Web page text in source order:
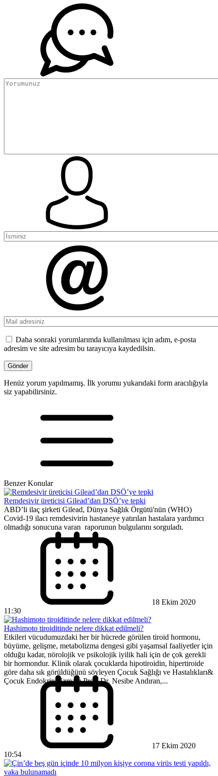
Daha sonraki yorumlarımda kullanılması için adım, e-posta
adresim ve site adresim bu tarayıcıya kaydedilsin.
Henüz yorum yapılmamış. İlk yorumu yukarıdaki form aracılığıyla
siz yapabilirsiniz.
Benzer Konular
Remdesivir üreticisi Gilead’dan DSÖ’ye tepki
ABD’li ilaç şirketi Gilead, Dünya Sağlık Örgütü'nün (WHO)
Covid-19 ilacı remdesivirin hastaneye yatırılan hastalara yardımcı
olmadığı sonucuna varan raporunun bulgularını sorguladı.
18 Ekim 2020
11:30
Hashimoto tiroiditinde nelere dikkat edilmeli?
Etkileri vücudumuzdaki her bir hücrede görülen tiroid hormonu,
büyüme, gelişme, metabolizma dengesi gibi yaşamsal faaliyetler için
olduğu kadar, nörolojik ve psikolojik iyilik hali için de çok gerekli
bir hormondur. Klinik olarak çocuklarda hipotiroidin, hipertiroide
göre daha sık görüldüğünü söyleyen Çocuk Sağlığı ve Hastalıkları&
Çocuk Endokrin Uzmanı Prof. Dr. Nesibe Andıran,...
17 Ekim 2020
10:54